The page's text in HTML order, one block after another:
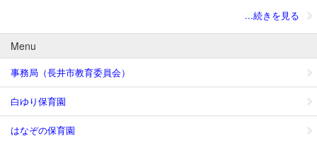
...続きを見る
Menu
事務局（長井市教育委員会）
白ゆり保育園
はなぞの保育園